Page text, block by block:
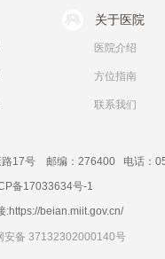
关于医院
医院介绍
方位指南
联系我们
路17号 邮编：276400 电话：
备17033634号-1
:https://beian.miit.gov.cn/
安备 37132302000140号